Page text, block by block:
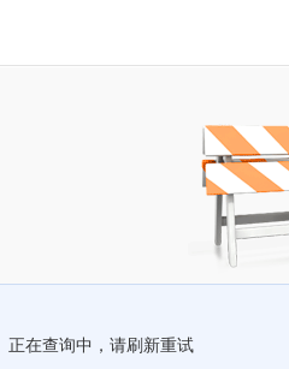
正在查询中，请刷新重试